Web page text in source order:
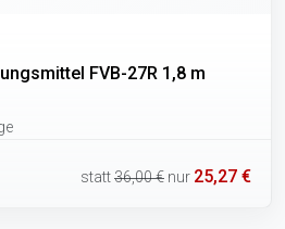
FVB-27R 1,8 m
statt36,00 € nur 25,27 €